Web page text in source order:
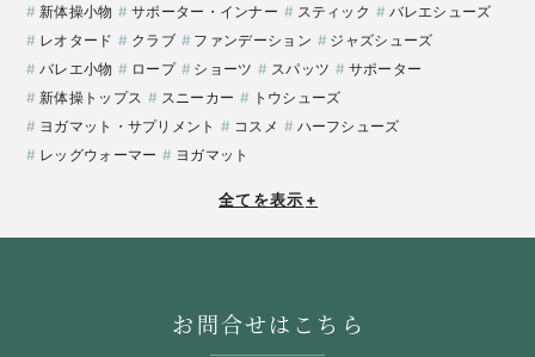
新体操小物
サポーター・インナー スティック
バレエシューズ
レオタード
クラブ ファンデーション
ジャズシューズ
バレエ小物
ロープ ショーツ スパッツ
サポーター
新体操トップス
スニーカー
トウシューズ
ヨガマット・サプリメント
コスメ
ハーフシューズ
レッグウォーマー
ヨガマット
全てを表示 +
お問合せはこちら